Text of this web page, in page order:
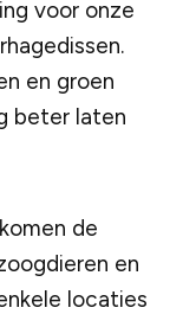
voor onze
en groen
beter laten
de
en
locaties